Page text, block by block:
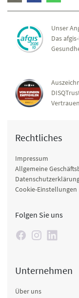
Unser
Das
Rechtliches
Impressum
Allgemeine
Cookie-Einstellungen
Folgen Sie uns
Unternehmen
Über uns